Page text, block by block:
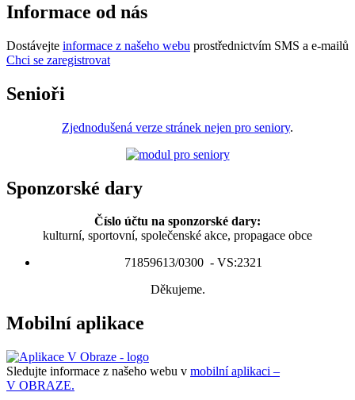
Informace od nás
Dostávejte informace z našeho webu prostřednictvím SMS a e-mailů
Chci se zaregistrovat
Senioři
Zjednodušená verze stránek nejen pro seniory.
Sponzorské dary
Číslo účtu na sponzorské dary:
kulturní, sportovní, společenské akce, propagace obce
71859613/0300 - VS:2321
Děkujeme.
Mobilní aplikace
Sledujte informace z našeho webu v mobilní aplikaci –
V OBRAZE.